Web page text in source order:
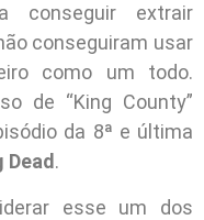
conseguir extrair
conseguiram usar
como um todo.
de “King County”
da 8ª e última
Dead.
esse um dos